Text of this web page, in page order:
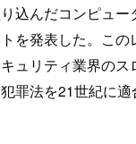
込んだコンピュー
を発表した。この
ュリティ業界の
罪法を21世紀に適